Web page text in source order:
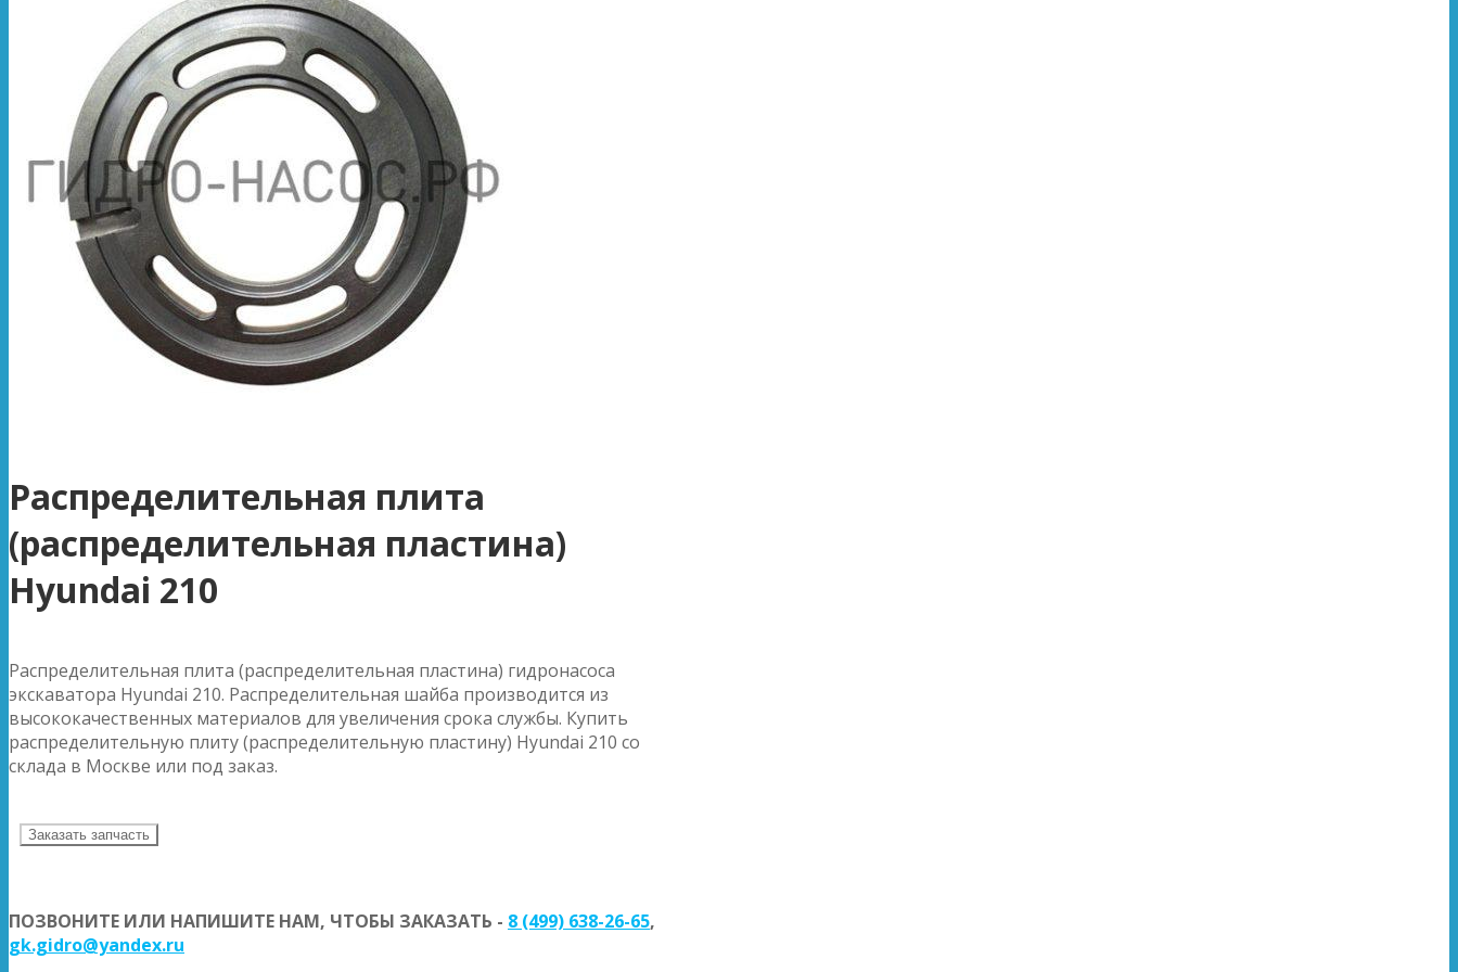
Распределительная плита
(распределительная пластина)
Hyundai 210
Распределительная плита (распределительная пластина) гидронасоса
экскаватора Hyundai 210. Распределительная шайба производится из
высококачественных материалов для увеличения срока службы. Купить
распределительную плиту (распределительную пластину) Hyundai 210 со
склада в Москве или под заказ.
Заказать запчасть
ПОЗВОНИТЕ ИЛИ НАПИШИТЕ НАМ, ЧТОБЫ ЗАКАЗАТЬ - 8 (499) 638-26-65,
gk.gidro@yandex.ru